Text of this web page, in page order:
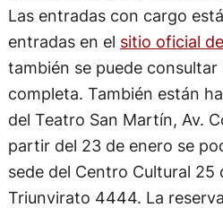
Las entradas con cargo
entradas en el sitio oficial
también se puede
completa. También están
del Teatro San Martín, Av.
partir del 23 de enero se
sede del Centro Cultural 25
Triunvirato 4444. La